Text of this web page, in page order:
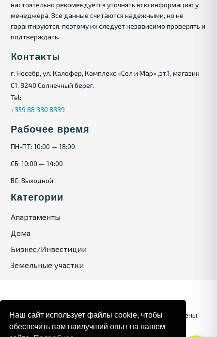
настоятельно рекомендуется уточнять всю информацию у
менеджера. Все данные считаются надежными, но не
гарантируются, поэтому их следует независимо проверять и
подтверждать.
Контакты
г. Несебр, ул. Калофер, Комплекс «Сол и Мар» ,эт.1, магазин
С1, 8240 Солнечный берег.
Tel:
+359 88 330 8339
Рабочее время
ПН-ПТ: 10:00 — 18:00
СБ: 10:00 — 14:00
ВС: Выходной
Категории
Апартаменты
Дома
Бизнес/Инвестиции
Земельные участки
© 2025. Bulgaria Tours by Inrealr4u. Все права зашищены.
Карта сайта Политика конфиденциальности
Наш сайт использует файлы cookie, чтобы
обеспечить вам наилучший опыт на нашем